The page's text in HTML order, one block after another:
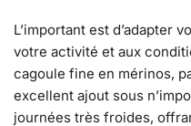
L’important est d’adapter
votre activité et aux
cagoule fine en mérinos,
excellent ajout sous
journées très froides,